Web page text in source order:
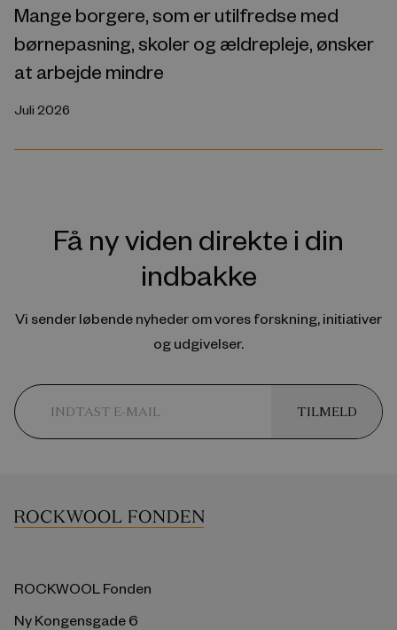
Mange borgere, som er utilfredse med
børnepasning, skoler og ældrepleje, ønsker
at arbejde mindre
Juli 2026
Få ny viden direkte i din
indbakke
Vi sender løbende nyheder om vores forskning, initiativer
og udgivelser.
TILMELD
ROCKWOOL Fonden
Ny Kongensgade 6